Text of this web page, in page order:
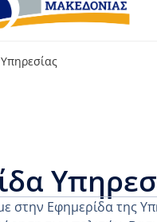
στην Εφημερίδα της